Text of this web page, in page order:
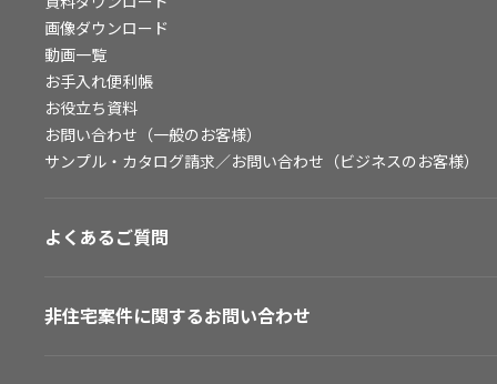
画像ダウンロード
動画一覧
お手入れ便利帳
お役立ち資料
お問い合わせ（一般のお客様）
サンプル・カタログ請求／お問い合わせ（ビジネスのお客様）
よくあるご質問
非住宅案件に関するお問い合わせ